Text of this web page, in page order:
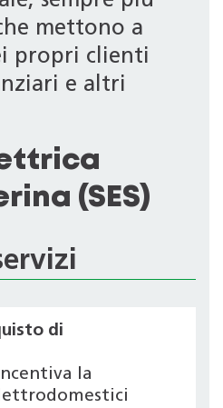
mettono a
propri clienti
e altri
(SES)
di
la